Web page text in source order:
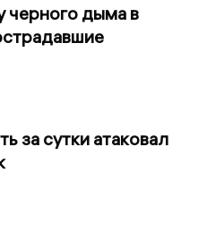
черного дыма в
за сутки атаковал